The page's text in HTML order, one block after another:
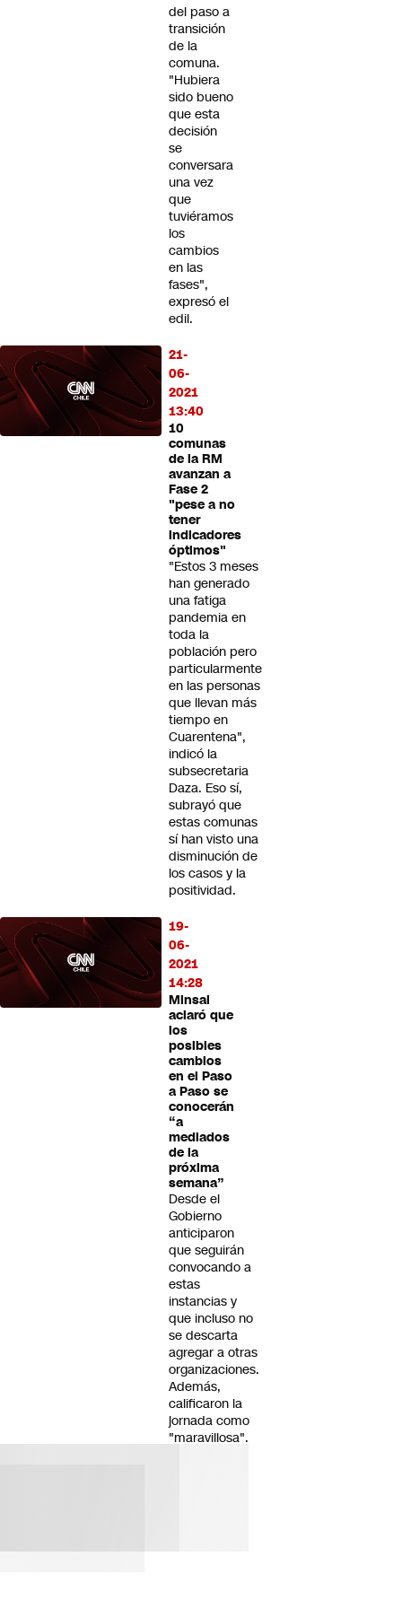
del paso a
transición
de la
comuna.
"Hubiera
sido bueno
que esta
decisión
se
conversara
una vez
que
tuviéramos
los
cambios
en las
fases",
expresó el
edil.
21-
06-
2021
13:40
10
comunas
de la RM
avanzan a
Fase 2
"pese a no
tener
indicadores
óptimos"
"Estos 3 meses
han generado
una fatiga
pandemia en
toda la
población pero
particularmente
en las personas
que llevan más
tiempo en
Cuarentena",
indicó la
subsecretaria
Daza. Eso sí,
subrayó que
estas comunas
sí han visto una
disminución de
los casos y la
positividad.
19-
06-
2021
14:28
Minsal
aclaró que
los
posibles
cambios
en el Paso
a Paso se
conocerán
“a
mediados
de la
próxima
semana”
Desde el
Gobierno
anticiparon
que seguirán
convocando a
estas
instancias y
que incluso no
se descarta
agregar a otras
organizaciones.
Además,
calificaron la
jornada como
"maravillosa".